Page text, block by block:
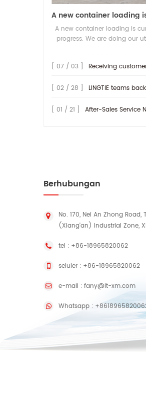
A new container loading is
progress. We are doing our
earliest possible time.
[ 07 / 03 ] Receiving customers for Slitting machine
[ 02 / 28 ] LINGTIE teams back to
[ 01 / 21 ] After-Sales Service Notice for
Berhubungan
No. 170, Nei An Zhong
(Xiang'an) Industrial Zone,
tel : +86-18965820062
seluler : +86-18965820062
e-mail : fany@lt-xm.com
Whatsapp :